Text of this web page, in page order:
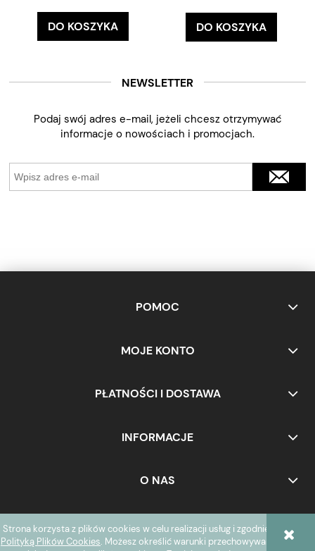
Strona korzysta z plików cookies w celu realizacji usług i zgodnie z
Polityką Plików Cookies. Możesz określić warunki przechowywania
DO KOSZYKA DO KOSZYKA
NEWSLETTER
Podaj swój adres e-mail, jeżeli chcesz otrzymywać
informacje o nowościach i promocjach.
POMOC
MOJE KONTO
PŁATNOŚCI I DOSTAWA
INFORMACJE
O NAS
POKAŻ PEŁNĄ WERSJĘ STRONY